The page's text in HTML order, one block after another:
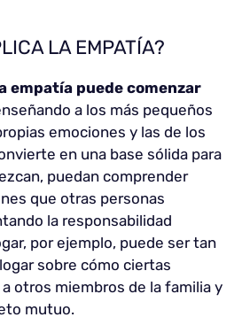
LA EMPATÍA?
empatía puede comenzar
a los más pequeños
emociones y las de los
en una base sólida para
puedan comprender
que otras personas
la responsabilidad
por ejemplo, puede ser tan
sobre cómo ciertas
otros miembros de la familia y
mutuo.